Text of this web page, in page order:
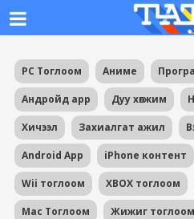
PC Тоглоом Аниме
Андройд app Дуу хөгжим
Хичээл Захиалгат ажил
Android App iPhone контент
Wii тоглоом XBOX тоглоом
Mac Тоглоом Жижиг тоглоом